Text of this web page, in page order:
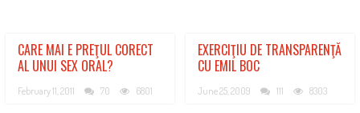
CARE MAI E PREŢUL CORECT
AL UNUI SEX ORAL?
February 11, 2011 70 6801
EXERCIŢIU DE TRANSPARENŢĂ
CU EMIL BOC
June 25, 2009 111 8303